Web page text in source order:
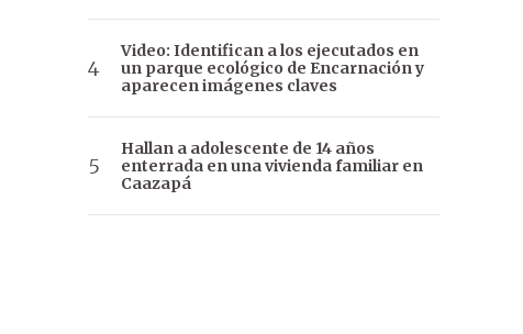
Video: Identifican a los ejecutados en
un parque ecológico de Encarnación y
aparecen imágenes claves
Hallan a adolescente de 14 años
enterrada en una vivienda familiar en
Caazapá